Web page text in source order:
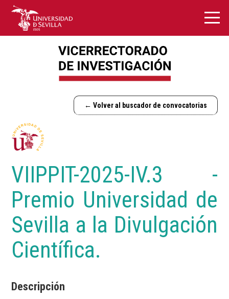
← Volver al buscador de convocatorias
VIIPPIT-2025-IV.3 -
Premio Universidad de
Sevilla a la Divulgación
Científica.
Descripción